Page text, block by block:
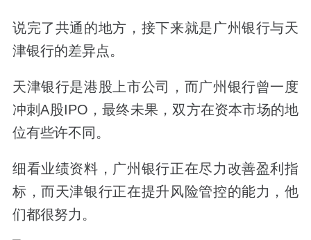
说完了共通的地方，接下来就是广州银行与天
津银行的差异点。
天津银行是港股上市公司，而广州银行曾一度
冲刺A股IPO，最终未果，双方在资本市场的地
位有些许不同。
细看业绩资料，广州银行正在尽力改善盈利指
标，而天津银行正在提升风险管控的能力，他
们都很努力。